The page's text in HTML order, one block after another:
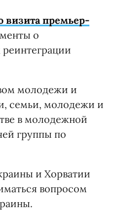
визита премьер-
о
молодежи и
семьи, молодежи и
в молодежной
группы по
и Хорватии
вопросом